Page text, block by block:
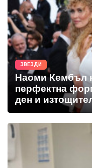
ЗВЕЗДИ
Наоми Кембъл
перфектна
ден и